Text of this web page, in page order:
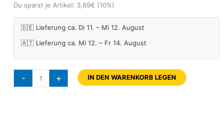
Du sparst je Artikel: 3,69€ (10%)
🇩🇪 Lieferung ca. Di 11. – Mi 12. August
🇦🇹 Lieferung ca. Mi 12. – Fr 14. August
- + IN DEN WARENKORB LEGEN